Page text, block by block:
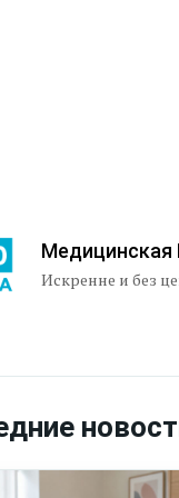
Медицинская
Искренне и без